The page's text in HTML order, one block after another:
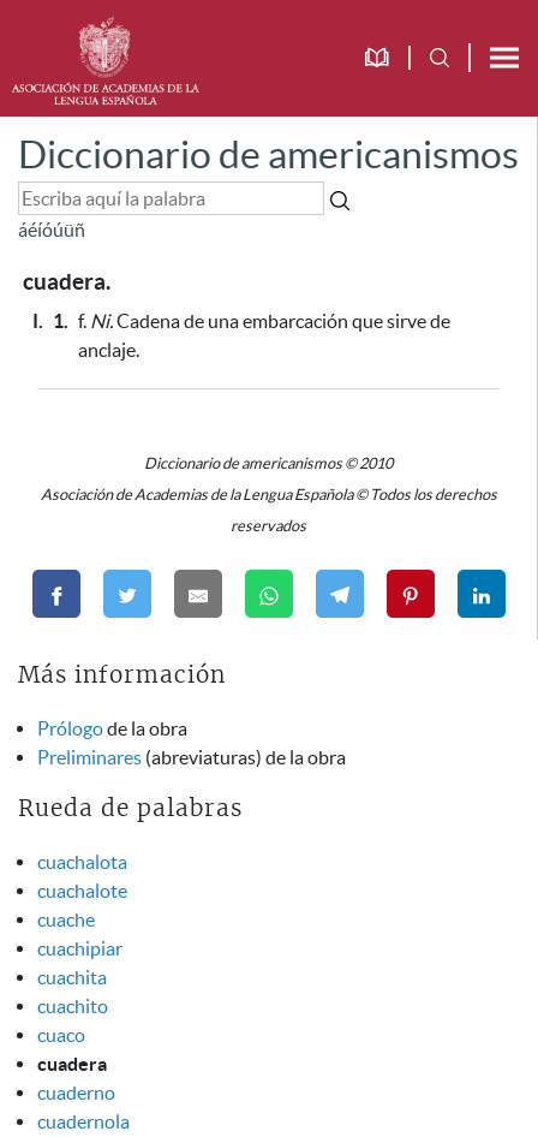
Diccionario de americanismos
áéíóúüñ
cuadera.
I. 1. f. Ni.Cadena de una embarcación que sirve de
anclaje.
Diccionario de americanismos © 2010
Asociación de Academias de la Lengua Española © Todos los derechos
reservados
Más información
Prólogode la obra
Preliminares (abreviaturas) de la obra
Rueda de palabras
cuachalota
cuachalote
cuache
cuachipiar
cuachita
cuachito
cuaco
cuadera
cuaderno
cuadernola